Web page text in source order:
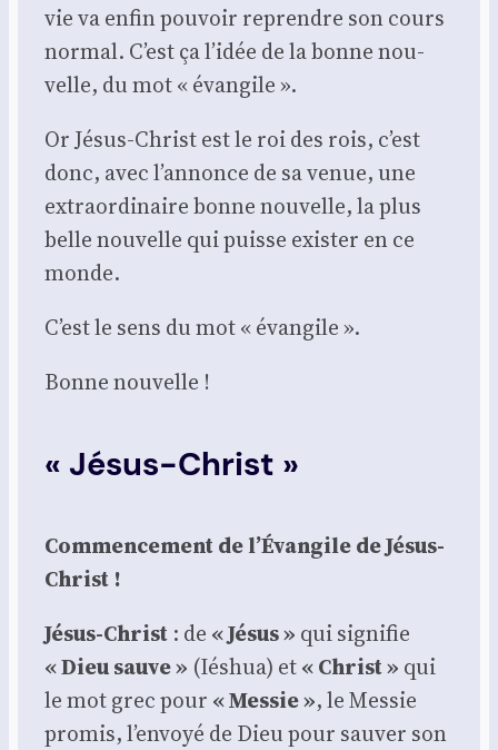
vie va enfin pou­voir reprendre son cours
nor­mal. C’est ça l’idée de la bonne nou­
velle, du mot « évan­gile ».
Or Jésus-Christ est le roi des rois, c’est
donc, avec l’annonce de sa venue, une
extra­or­di­naire bonne nou­velle, la plus
belle nou­velle qui puisse exis­ter en ce
monde.
C’est le sens du mot « évan­gile ».
Bonne nou­velle !
« Jésus-Christ »
Com­men­ce­ment de l’Évangile de Jésus-
Christ !
Jésus-Christ : de « Jésus » qui signi­fie
« Dieu sauve » (Iéshua) et« Christ » qui
le mot grec pour « Mes­sie », le Mes­sie
pro­mis, l’envoyé de Dieu pour sau­ver son